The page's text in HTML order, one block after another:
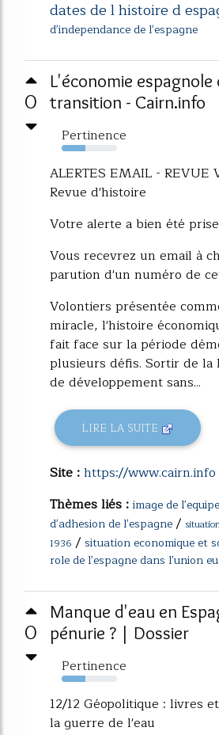
dates de l histoire d
d'independance de l'espagne
0
L'économie espagnole
transition - Cairn.info
Pertinence
43%
ALERTES EMAIL - REVUE
Revue d'histoire
Votre alerte a bien été
Vous recevrez un email à
parution d'un numéro de
Volontiers présentée
miracle, l'histoire
fait face sur la période
plusieurs défis. Sortir de la
de développement sans...
LIRE LA SUITE
Site :https://www.cairn.info
Thèmes liés : image de
d'adhesion de l'espagne/
1936 / situation economique et
role de l'espagne dans l'union
0
Manque d'eau en
pénurie ? | Dossier
Pertinence
43%
12/12 Géopolitique : livres
la guerre de l'eau